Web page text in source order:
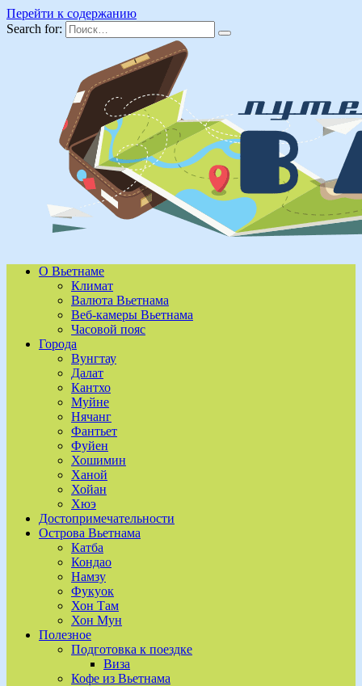
Перейти к содержанию
Search for:
О Вьетнаме
Климат
Валюта Вьетнама
Веб-камеры Вьетнама
Часовой пояс
Города
Вунгтау
Далат
Кантхо
Муйне
Нячанг
Фантьет
Фуйен
Хошимин
Ханой
Хойан
Хюэ
Достопримечательности
Острова Вьетнама
Катба
Кондао
Намзу
Фукуок
Хон Там
Хон Мун
Полезное
Подготовка к поездке
Виза
Кофе из Вьетнама